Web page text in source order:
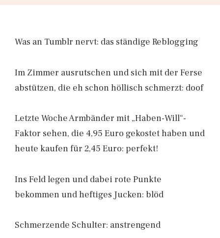
Was an Tumblr nervt: das ständige Reblogging
Im Zimmer ausrutschen und sich mit der Ferse
abstützen, die eh schon höllisch schmerzt: doof
Letzte Woche Armbänder mit „Haben-Will“-
Faktor sehen, die 4,95 Euro gekostet haben und
heute kaufen für 2,45 Euro: perfekt!
Ins Feld legen und dabei rote Punkte
bekommen und heftiges Jucken: blöd
Schmerzende Schulter: anstrengend